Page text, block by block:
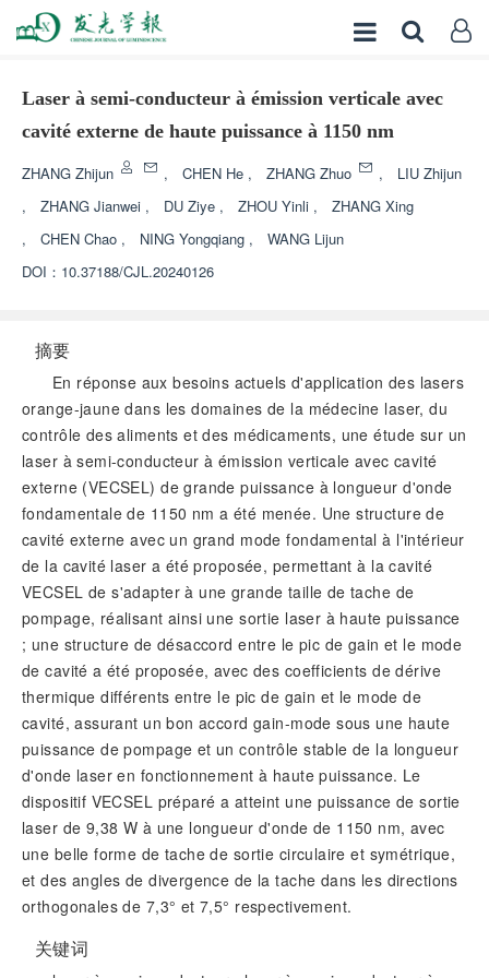
Laser à semi-conducteur à émission verticale avec
cavité externe de haute puissance à 1150 nm
ZHANG Zhijun , CHEN He , ZHANG Zhuo ,
LIU Zhijun
,
ZHANG Jianwei , DU Ziye , ZHOU Yinli ,
ZHANG Xing
,
CHEN Chao , NING Yongqiang ,
WANG Lijun
DOI： 10.37188/CJL.20240126
摘要
En réponse aux besoins actuels d'application des lasers
orange-jaune dans les domaines de la médecine laser, du
contrôle des aliments et des médicaments, une étude sur un
laser à semi-conducteur à émission verticale avec cavité
externe (VECSEL) de grande puissance à longueur d'onde
fondamentale de 1150 nm a été menée. Une structure de
cavité externe avec un grand mode fondamental à l'intérieur
de la cavité laser a été proposée, permettant à la cavité
VECSEL de s'adapter à une grande taille de tache de
pompage, réalisant ainsi une sortie laser à haute puissance
; une structure de désaccord entre le pic de gain et le mode
de cavité a été proposée, avec des coefficients de dérive
thermique différents entre le pic de gain et le mode de
cavité, assurant un bon accord gain-mode sous une haute
puissance de pompage et un contrôle stable de la longueur
d'onde laser en fonctionnement à haute puissance. Le
dispositif VECSEL préparé a atteint une puissance de sortie
laser de 9,38 W à une longueur d'onde de 1150 nm, avec
une belle forme de tache de sortie circulaire et symétrique,
et des angles de divergence de la tache dans les directions
orthogonales de 7,3° et 7,5° respectivement.
关键词